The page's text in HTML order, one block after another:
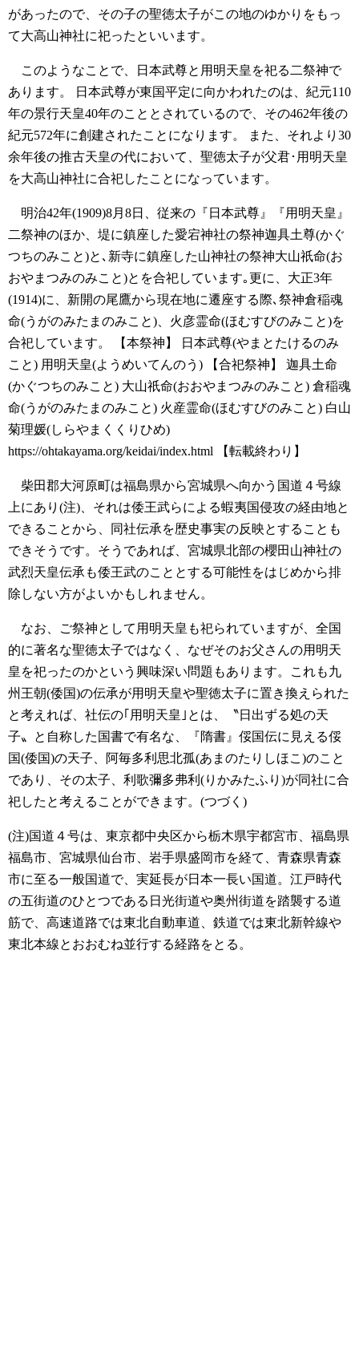
があったので、その子の聖徳太子がこの地のゆかりをもっ
て大高山神社に祀ったといいます。
このようなことで、日本武尊と用明天皇を祀る二祭神で
あります。
日本武尊が東国平定に向かわれたのは、紀元110
年の景行天皇40年のこととされているので、その462年後の
紀元572年に創建されたことになります。
また、それより30
余年後の推古天皇の代において、聖徳太子が父君･用明天皇
を大高山神社に合祀したことになっています。
明治42年(1909)8月8日、従来の『日本武尊』『用明天皇』
二祭神のほか、堤に鎮座した愛宕神社の祭神迦具土尊(かぐ
つちのみこと)と､新寺に鎮座した山神社の祭神大山祇命(お
おやまつみのみこと)とを合祀しています｡更に、大正3年
(1914)に、新開の尾鷹から現在地に遷座する際､祭神倉稲魂
命(うがのみたまのみこと)、火彦霊命(ほむすびのみこと)を
合祀しています。
【本祭神】
日本武尊(やまとたけるのみ
こと) 用明天皇(ようめいてんのう) 【合祀祭神】
迦具土命
(かぐつちのみこと) 大山祇命(おおやまつみのみこと) 倉稲魂
命(うがのみたまのみこと) 火産霊命(ほむすびのみこと) 白山
菊理媛(しらやまくくりひめ)
https://ohtakayama.org/keidai/index.html 【転載終わり】
柴田郡大河原町は福島県から宮城県へ向かう国道４号線
上にあり(注)、それは倭王武らによる蝦夷国侵攻の経由地と
できることから、同社伝承を歴史事実の反映とすることも
できそうです。そうであれば、宮城県北部の櫻田山神社の
武烈天皇伝承も倭王武のこととする可能性をはじめから排
除しない方がよいかもしれません。
なお、ご祭神として用明天皇も祀られていますが、全国
的に著名な聖徳太子ではなく、なぜそのお父さんの用明天
皇を祀ったのかという興味深い問題もあります。これも九
州王朝(倭国)の伝承が用明天皇や聖徳太子に置き換えられた
と考えれば、社伝の｢用明天皇｣とは、〝日出ずる処の天
子〟と自称した国書で有名な、『隋書』俀国伝に見える俀
国(倭国)の天子、阿毎多利思北孤(あまのたりしほこ)のこと
であり、その太子、利歌彌多弗利(りかみたふり)が同社に合
祀したと考えることができます。(つづく)
(注)国道４号は、東京都中央区から栃木県宇都宮市、福島県
福島市、宮城県仙台市、岩手県盛岡市を経て、青森県青森
市に至る一般国道で、実延長が日本一長い国道。江戸時代
の五街道のひとつである日光街道や奥州街道を踏襲する道
筋で、高速道路では東北自動車道、鉄道では東北新幹線や
東北本線とおおむね並行する経路をとる。